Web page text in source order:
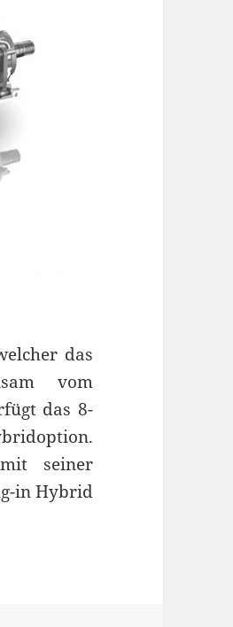
das
vom
das 8-
seiner
in Hybrid